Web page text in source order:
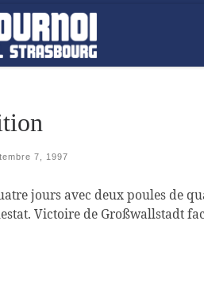
7, 1997
jours avec deux poules de
Victoire de Großwallstadt